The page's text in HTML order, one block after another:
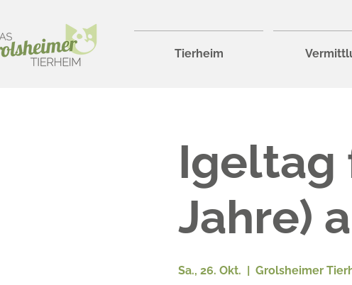
Tierheim
Igeltag
Jahre)
Sa., 26. Okt.
  |
Grolsheimer